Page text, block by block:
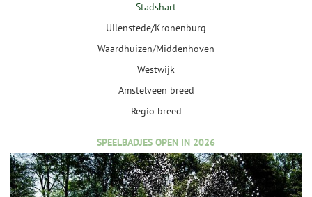
Stadshart
Uilenstede/Kronenburg
Waardhuizen/Middenhoven
Westwijk
Amstelveen breed
Regio breed
SPEELBADJES OPEN IN 2026